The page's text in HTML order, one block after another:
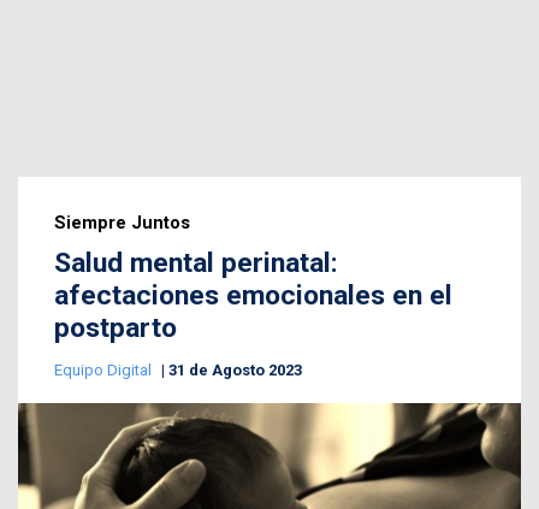
Siempre Juntos
Salud mental perinatal:
afectaciones emocionales en el
postparto
Equipo Digital 31 de Agosto 2023